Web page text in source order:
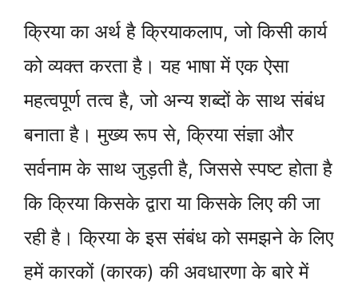
क्रिया का अर्थ है क्रियाकलाप, जो किसी कार्य
को व्यक्त करता है। यह भाषा में एक ऐसा
महत्वपूर्ण तत्व है, जो अन्य शब्दों के साथ संबंध
बनाता है। मुख्य रूप से, क्रिया संज्ञा और
सर्वनाम के साथ जुड़ती है, जिससे स्पष्ट होता है
कि क्रिया किसके द्वारा या किसके लिए की जा
रही है। क्रिया के इस संबंध को समझने के लिए
हमें कारकों (कारक) की अवधारणा के बारे में